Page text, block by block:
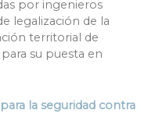
por ingenieros
legalización de la
territorial de
su puesta en
la seguridad contra